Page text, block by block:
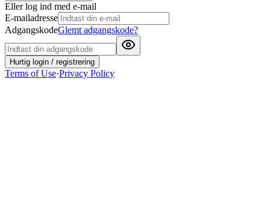
Eller log ind med e-mail
E-mailadresse
AdgangskodeGlemt adgangskode?
Hurtig login / registrering
Terms of Use·Privacy Policy